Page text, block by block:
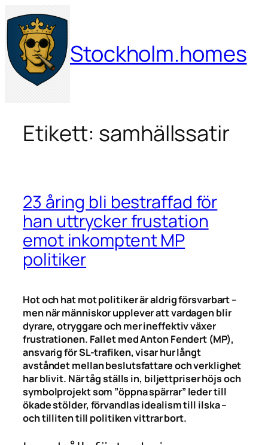
Hoppa
till
innehåll
Stockholm.homes
Etikett: samhällssatir
23 åring bli bestraffad för
han uttrycker frustation
emot inkomptent MP
politiker
Hot och hat mot politiker är aldrig försvarbart –
men när människor upplever att vardagen blir
dyrare, otryggare och mer ineffektiv växer
frustrationen. Fallet med Anton Fendert (MP),
ansvarig för SL-trafiken, visar hur långt
avståndet mellan beslutsfattare och verklighet
har blivit. När tåg ställs in, biljettpriser höjs och
symbolprojekt som ”öppna spärrar” leder till
ökade stölder, förvandlas idealism till ilska –
och tilliten till politiken vittrar bort.